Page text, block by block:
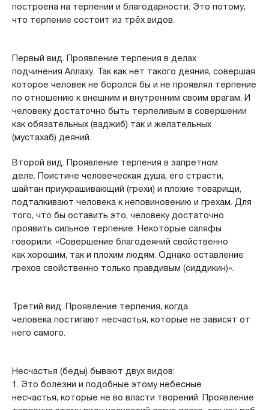
построена на терпении и благодарности. Это потому,
что терпение состоит из трёх видов.
Первый вид. Проявление терпения в делах
подчинения Аллаху. Так как нет такого деяния, совершая
которое человек не боролся бы и не проявлял терпение
по отношению к внешним и внутренним своим врагам. И
человеку достаточно быть терпеливым в совершении
как обязательных (ваджиб) так и желательных
(мустахаб) деяний.
Второй вид. Проявление терпения в запретном
деле. Поистине человеческая душа, его страсти,
шайтан приукрашивающий (грехи) и плохие товарищи,
подталкивают человека к неповиновению и грехам. Для
того, что бы оставить это, человеку достаточно
проявить сильное терпение. Некоторые саляфы
говорили: «Совершение благодеяний свойственно
как хорошим, так и плохим людям. Однако оставление
грехов свойственно только правдивым (сиддикин)».
Третий вид. Проявление терпения, когда
человека постигают несчастья, которые не зависят от
него самого.
Несчастья (беды) бывают двух видов:
1. Это болезни и подобные этому небесные
несчастья, которые не во власти творений. Проявление